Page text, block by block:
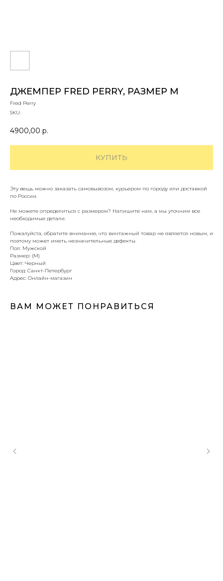
ДЖЕМПЕР FRED PERRY, РАЗМЕР M
Fred Perry
SKU:
4900,00 р.
КУПИТЬ
Эту вещь можно заказать самовывозом, курьером по городу или доставкой
по России.
Не можете определиться с размером? Напишите нам, а мы уточним все
необходимые детали.
Пожалуйста, обратите внимание, что винтажный товар не является новым, и
поэтому может иметь незначительные дефекты.
Пол: Мужской
Размер: (M)
Цвет: Черный
Город: Санкт-Петербург
Адрес: Онлайн-магазин
ВАМ МОЖЕТ ПОНРАВИТЬСЯ